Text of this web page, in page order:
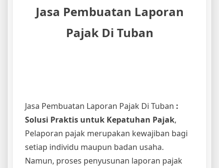
Jasa Pembuatan Laporan
Pajak Di Tuban
Jasa Pembuatan Laporan Pajak Di Tuban :
Solusi Praktis untuk Kepatuhan Pajak,
Pelaporan pajak merupakan kewajiban bagi
setiap individu maupun badan usaha.
Namun, proses penyusunan laporan pajak